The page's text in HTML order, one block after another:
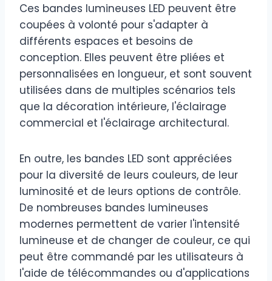
Ces bandes lumineuses LED peuvent être
coupées à volonté pour s'adapter à
différents espaces et besoins de
conception. Elles peuvent être pliées et
personnalisées en longueur, et sont souvent
utilisées dans de multiples scénarios tels
que la décoration intérieure, l'éclairage
commercial et l'éclairage architectural.
En outre, les bandes LED sont appréciées
pour la diversité de leurs couleurs, de leur
luminosité et de leurs options de contrôle.
De nombreuses bandes lumineuses
modernes permettent de varier l'intensité
lumineuse et de changer de couleur, ce qui
peut être commandé par les utilisateurs à
l'aide de télécommandes ou d'applications